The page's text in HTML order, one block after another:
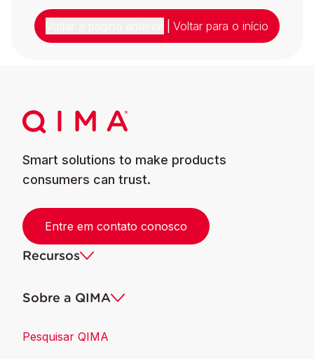
Voltar para o início
Smart solutions to make products
consumers can trust.
Entre em contato conosco
Recursos
Sobre a QIMA
Pesquisar QIMA